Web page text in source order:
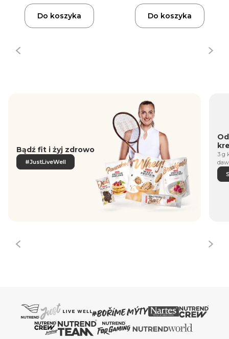
Do koszyka Do koszyka
Bądź fit i żyj zdrowo
#JustLiveWell
3 g